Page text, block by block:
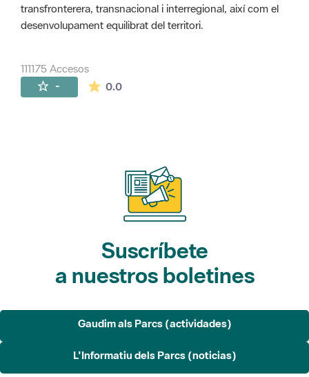
transfronterera, transnacional i interregional, així com el
desenvolupament equilibrat del territori.
111175 Accesos
- 0.0La valoración media es de 0 estrellas de
Suscríbete
a nuestros boletines
Gaudim als Parcs (actividades)
L'Informatiu dels Parcs (noticias)